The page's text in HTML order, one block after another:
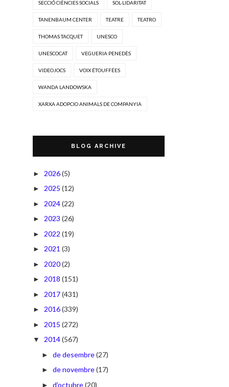
SECCIÓ CIÈNCIES SOCIALS SOL·LIDARITAT
TANENBAUM CENTER TEATRE TEATRO
THOMAS TACQUET UNESCO
UNESCOCAT VEGUERIA PENEDÈS
VIDEOJOCS VOIX ÉTOUFFÉES
WANDA LANDOWSKA
XARXA ADOPCIO ANIMALS DE COMPANYIA
BLOG ARCHIVE
► 2026(5)
► 2025 (12)
► 2024(22)
► 2023 (26)
► 2022 (19)
► 2021 (3)
► 2020(2)
► 2018 (151)
► 2017(431)
► 2016(339)
► 2015 (272)
▼ 2014(567)
► de desembre(27)
► de novembre(17)
► d’octubre(20)